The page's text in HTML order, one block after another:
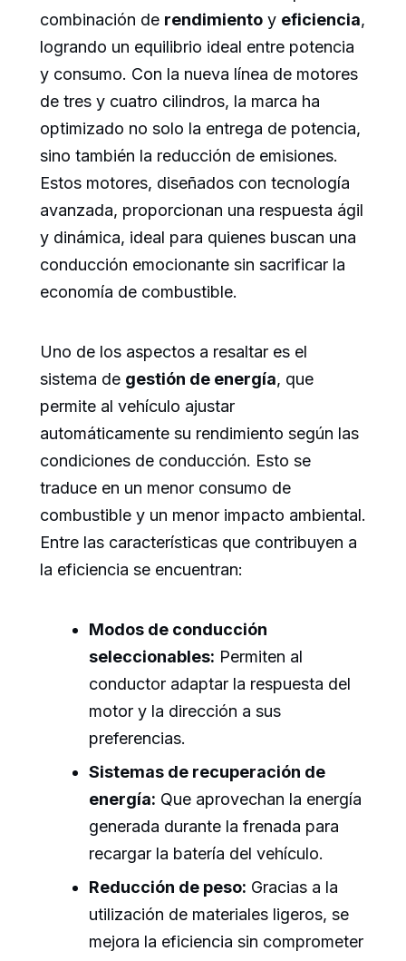
combinación de rendimiento y eficiencia,
logrando un equilibrio ideal entre potencia
y consumo. Con la nueva línea de motores
de tres y cuatro cilindros, la marca ha
optimizado no solo la entrega de potencia,
sino también la reducción de emisiones.
Estos motores, diseñados con tecnología
avanzada, proporcionan una respuesta ágil
y dinámica, ideal para quienes buscan una
conducción emocionante sin sacrificar la
economía de combustible.
Uno de los aspectos a resaltar es el
sistema de gestión de energía, que
permite al vehículo ajustar
automáticamente su rendimiento según las
condiciones de conducción. Esto se
traduce en un menor consumo de
combustible y un menor impacto ambiental.
Entre las características que contribuyen a
la eficiencia se encuentran:
Modos de conducción
seleccionables: Permiten al
conductor adaptar la respuesta del
motor y la dirección a sus
preferencias.
Sistemas de recuperación de
energía: Que aprovechan la energía
generada durante la frenada para
recargar la batería del vehículo.
Reducción de peso: Gracias a la
utilización de materiales ligeros, se
mejora la eficiencia sin comprometer